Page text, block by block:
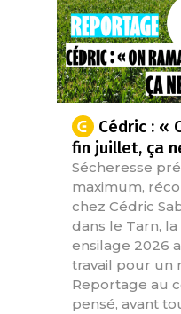
Cédric : «
fin juillet, ça
Sécheresse
maximum,
chez Cédric
dans le Tarn,
ensilage 2026
travail pour un
Reportage au
pensé, avant